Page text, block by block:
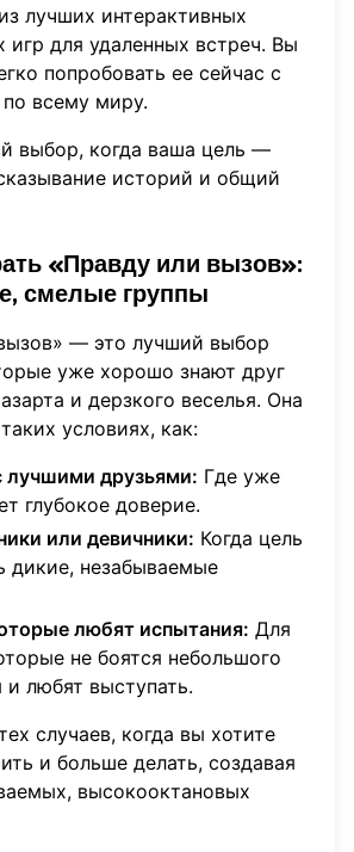
лучших интерактивных
игр для удаленных встреч. Вы
попробовать ее сейчас с
всему миру.
выбор, когда ваша цель —
историй и общий
«Правду или вызов»:
смелые группы
— это лучший выбор
уже хорошо знают друг
и дерзкого веселья. Она
условиях, как:
лучшими друзьями: Где уже
глубокое доверие.
или девичники: Когда цель
дикие, незабываемые
любят испытания: Для
не боятся небольшого
любят выступать.
случаев, когда вы хотите
и больше делать, создавая
высокооктановых